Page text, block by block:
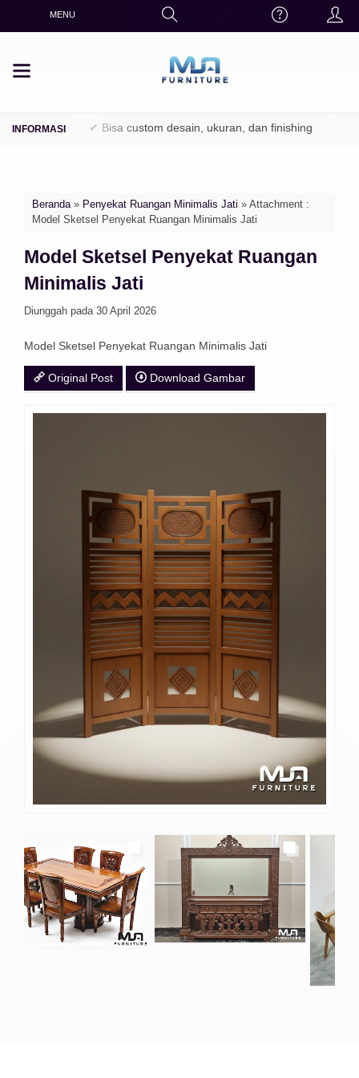
MENU
Perhutani) ✔ Bisa custom desain, ukuran, dan finishing
Beranda» Penyekat Ruangan Minimalis Jati » Attachment :
Model Sketsel Penyekat Ruangan Minimalis Jati
Model Sketsel Penyekat Ruangan
Minimalis Jati
Diunggah pada 30 April 2026
Model Sketsel Penyekat Ruangan Minimalis Jati
Original Post Download Gambar